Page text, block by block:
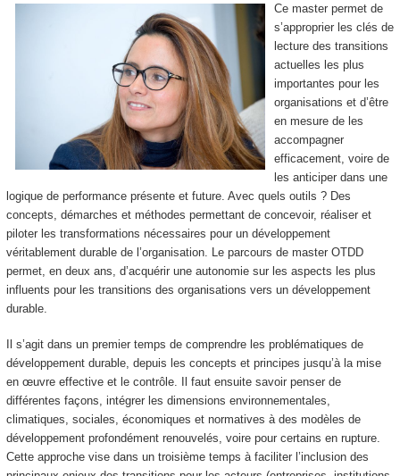
Ce master permet de
s’approprier les clés de
lecture des transitions
actuelles les plus
importantes pour les
organisations et d’être
en mesure de les
accompagner
efficacement, voire de
les anticiper dans une
logique de performance présente et future. Avec quels outils ? Des
concepts, démarches et méthodes permettant de concevoir, réaliser et
piloter les transformations nécessaires pour un développement
véritablement durable de l’organisation. Le parcours de master OTDD
permet, en deux ans, d’acquérir une autonomie sur les aspects les plus
influents pour les transitions des organisations vers un développement
durable.
Il s’agit dans un premier temps de comprendre les problématiques de
développement durable, depuis les concepts et principes jusqu’à la mise
en œuvre effective et le contrôle. Il faut ensuite savoir penser de
différentes façons, intégrer les dimensions environnementales,
climatiques, sociales, économiques et normatives à des modèles de
développement profondément renouvelés, voire pour certains en rupture.
Cette approche vise dans un troisième temps à faciliter l’inclusion des